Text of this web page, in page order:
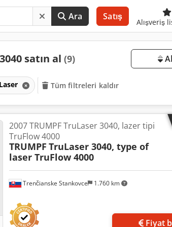
Ara Satış
Alışveriş
satın al (9)
Tüm filtreleri kaldır
Trenčianske Stankovce 1.760 km
2007 TRUMPF TruLaser 3040, lazer tipi
TruFlow 4000
TRUMPF TruLaser 3040, type of
laser TruFlow 4000
Fiyat